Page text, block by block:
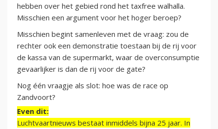
hebben over het gebied rond het taxfree walhalla.
Misschien een argument voor het hoger beroep?
Misschien begint samenleven met de vraag: zou de
rechter ook een demonstratie toestaan bij de rij voor
de kassa van de supermarkt, waar de overconsumptie
gevaarlijker is dan de rij voor de gate?
Nog één vraagje als slot: hoe was de race op
Zandvoort?
Even dit:
Luchtvaartnieuws bestaat inmiddels bijna 25 jaar. In